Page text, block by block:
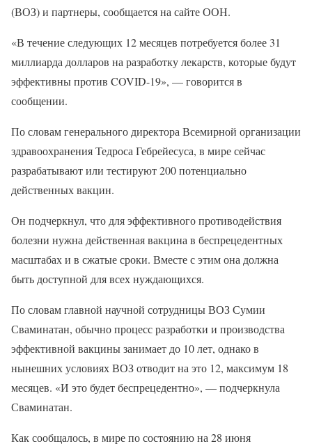
(ВОЗ) и партнеры, сообщается на сайте ООН.
«В течение следующих 12 месяцев потребуется более 31
миллиарда долларов на разработку лекарств, которые будут
эффективны против COVID-19», — говорится в
сообщении.
По словам генерального директора Всемирной организации
здравоохранения Тедроса Гебрейесуса, в мире сейчас
разрабатывают или тестируют 200 потенциально
действенных вакцин.
Он подчеркнул, что для эффективного противодействия
болезни нужна действенная вакцина в беспрецедентных
масштабах и в сжатые сроки. Вместе с этим она должна
быть доступной для всех нуждающихся.
По словам главной научной сотрудницы ВОЗ Сумии
Сваминатан, обычно процесс разработки и производства
эффективной вакцины занимает до 10 лет, однако в
нынешних условиях ВОЗ отводит на это 12, максимум 18
месяцев. «И это будет беспрецедентно», — подчеркнула
Сваминатан.
Как сообщалось, в мире по состоянию на 28 июня